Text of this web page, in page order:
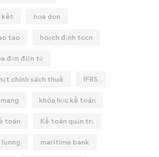
kết hoa don
tao hoạch định tccn
đơn điện tử
chính sách thuế IFRS
khóa học kế toán
toán Kế toán quản trị
maritime bank